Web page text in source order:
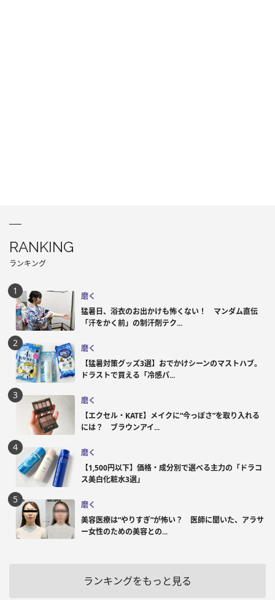
RANKING
ランキング
磨く
猛暑日、浴衣のお出かけも怖くない！ マンダム直伝
「汗をかく前」の制汗剤テク...
磨く
【猛暑対策グッズ3選】おでかけシーンのマストハブ。
ドラストで買える「冷感パ...
磨く
【エクセル・KATE】メイクに“今っぽさ”を取り入れる
には？ ブラウンアイ...
磨く
【1,500円以下】価格・成分別で選べる主力の「ドラコ
ス美白化粧水3選」
磨く
美容医療は“やりすぎ”が怖い？ 医師に聞いた、アラサ
ー女性のための美容との...
ランキングをもっと見る